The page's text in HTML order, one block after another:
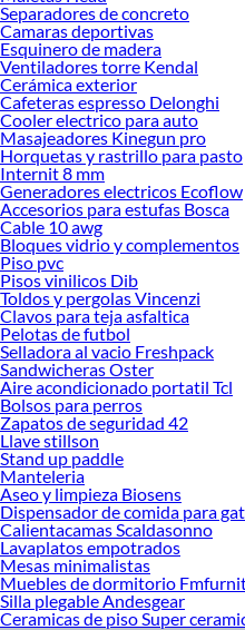
Herramientas, materiales y accesorios
renovación de espacios. ¡Visítanos y
ofrecerte!
Encuentra una amplia variedad de
Encuentra todo lo necesario para tus
¡Visítanos y haz tus ideas realidad!
Separadores de concreto
Camaras deportivas
Esquinero de madera
Ventiladores torre Kendal
Cerámica exterior
Cafeteras espresso Delonghi
Cooler electrico para auto
Masajeadores Kinegun pro
Horquetas y rastrillo para pasto
Internit 8 mm
Generadores electricos Ecoflow
Accesorios para estufas Bosca
Cable 10 awg
Bloques vidrio y complementos
Piso pvc
Pisos vinilicos Dib
Toldos y pergolas Vincenzi
Clavos para teja asfaltica
Pelotas de futbol
Selladora al vacio Freshpack
Sandwicheras Oster
Aire acondicionado portatil Tcl
Bolsos para perros
Zapatos de seguridad 42
Llave stillson
Stand up paddle
Manteleria
Aseo y limpieza Biosens
Dispensador de comida para
Calientacamas Scaldasonno
Lavaplatos empotrados
Mesas minimalistas
Muebles de dormitorio
Silla plegable Andesgear
Ceramicas de piso Super